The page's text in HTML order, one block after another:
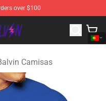
over $100
Merchandise Shop
Camisas